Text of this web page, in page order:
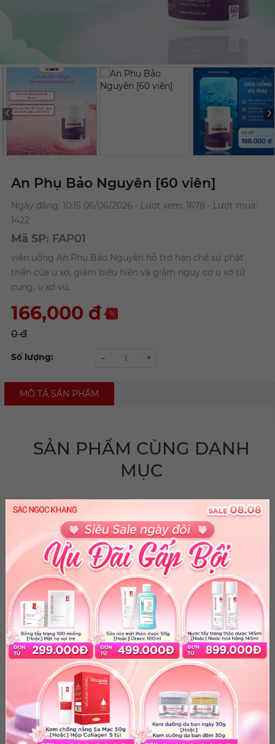
An Phụ Bảo Nguyên [60 viên]
Ngày đăng: 10:15 06/06/2026 - Lượt xem: 1678 - Lượt mua:
1422
Mã SP: FAP01
viên uống An Phụ Bảo Nguyên hỗ trợ hạn chế sự phát
triển của u xơ, giảm biểu hiện và giảm nguy cơ u xơ tử
cung, u xơ vú.
166,000 đ %
0 đ
Số lượng: +
-
MÔ TẢ SẢN PHẨM
SẢN PHẨM CÙNG DANH
MỤC
Viên Uống Sắc Ngọc
Khang ++ [60 Viên]
Giá ưu đãi:479,000đ
Giá niêm yết: Liên hệ
Serum Vitamin C Dưỡng
Trắng Diệu Kỳ [30ml] kèm
quà tặng
Giá ưu đãi:465,000đ
%
Giá niêm yết: Liên hệ